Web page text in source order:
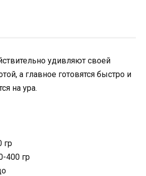
удивляют своей
а главное готовятся быстро и
на ура.
гр
400 гр